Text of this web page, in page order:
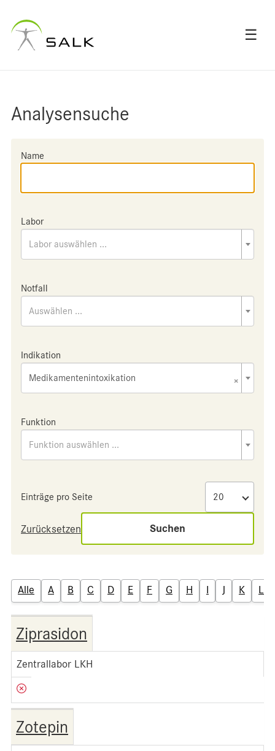
☰
Analysensuche
Name
Labor
Labor auswählen ...
Notfall
Auswählen ...
Indikation
×
Medikamentenintoxikation
Funktion
Funktion auswählen ...
Einträge pro Seite
Zurücksetzen Suchen
Alle A B C D E F G H I J K L
Ziprasidon
Zentrallabor LKH
Zotepin